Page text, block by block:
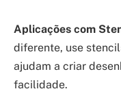
Aplicações com
diferente, use
ajudam a criar
facilidade.